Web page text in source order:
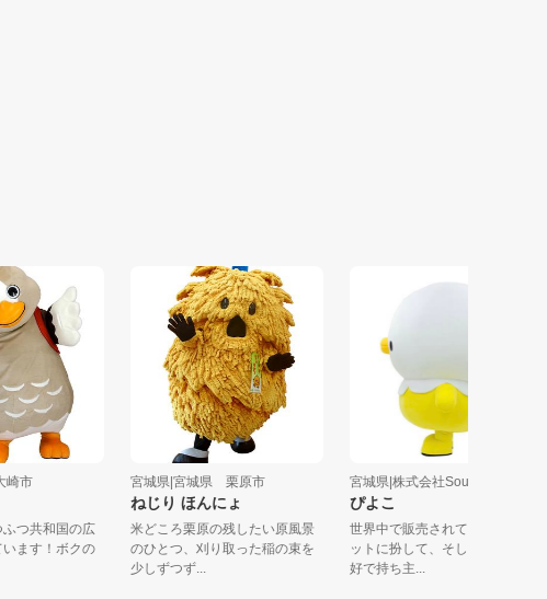
大崎市
つふつ共和国の広
ています！ボクの
宮城県|宮城県 栗原市
ねじり ほんにょ
米どころ栗原の残したい原風景
のひとつ、刈り取った稲の束を
少しずつず...
宮城県|株式会社Souda...
ぴよこ
世界中で販売されているマ
ットに扮して、そして様々
好で持ち主...